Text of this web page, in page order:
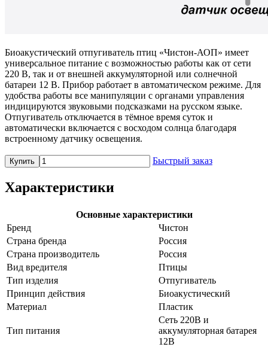
Биоакустический отпугиватель птиц «Чистон-АОП» имеет
универсальное питание с возможностью работы как от сети
220 В, так и от внешней аккумуляторной или солнечной
батареи 12 В. Прибор работает в автоматическом режиме. Для
удобства работы все манипуляции с органами управления
индицируются звуковыми подсказками на русском языке.
Отпугиватель отключается в тёмное время суток и
автоматически включается с восходом солнца благодаря
встроенному датчику освещения.
Купить Быстрый заказ
Характеристики
Основные характеристики
Бренд
Чистон
Страна бренда
Россия
Страна производитель
Россия
Вид вредителя
Птицы
Тип изделия
Отпугиватель
Принцип действия
Биоакустический
Материал
Пластик
Тип питания
Сеть 220В и
аккумуляторная батарея
12В